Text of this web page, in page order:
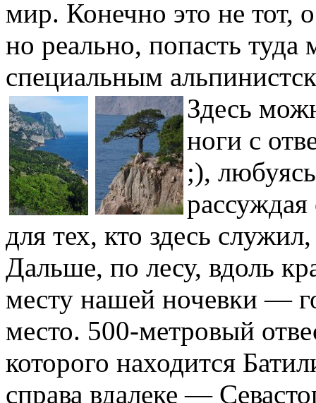
мир. Конечно это не тот,
но реально, попасть
специальным
Здесь
ноги с
;),
для тех, кто здесь
Дальше, по лесу, вдоль
месту нашей ночевки —
место. 500-метровый
которого находится
справа вдалеке —